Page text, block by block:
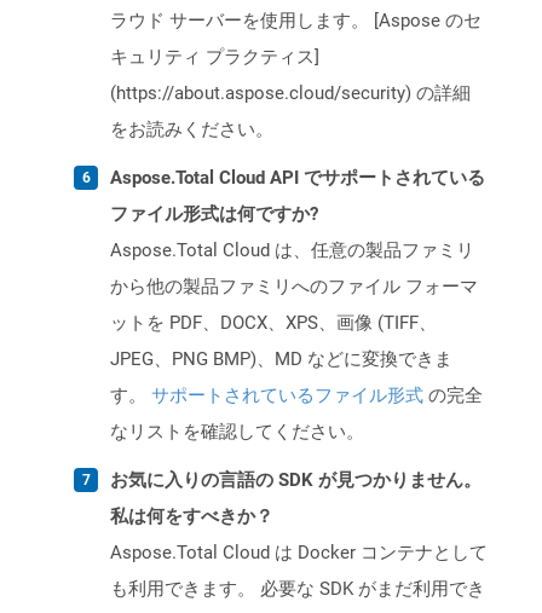
ラウド サーバーを使用します。 [Aspose のセ
キュリティ プラクティス]
(https://about.aspose.cloud/security) の詳細
をお読みください。
Aspose.Total Cloud API でサポートされている
ファイル形式は何ですか?
Aspose.Total Cloud は、任意の製品ファミリ
から他の製品ファミリへのファイル フォーマ
ットを PDF、DOCX、XPS、画像 (TIFF、
JPEG、PNG BMP)、MD などに変換できま
す。 サポートされているファイル形式 の完全
なリストを確認してください。
お気に入りの言語の SDK が見つかりません。
私は何をすべきか？
Aspose.Total Cloud は Docker コンテナとして
も利用できます。 必要な SDK がまだ利用でき